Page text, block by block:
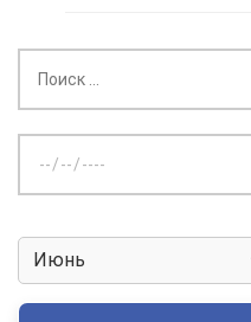
дату: